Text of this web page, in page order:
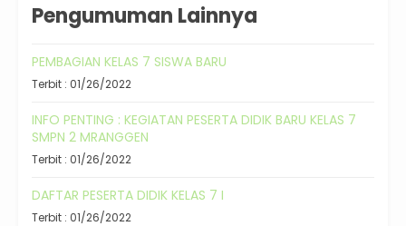
Pengumuman Lainnya
PEMBAGIAN KELAS 7 SISWA BARU
Terbit : 01/26/2022
INFO PENTING : KEGIATAN PESERTA DIDIK BARU KELAS 7
SMPN 2 MRANGGEN
Terbit : 01/26/2022
DAFTAR PESERTA DIDIK KELAS 7 I
Terbit : 01/26/2022